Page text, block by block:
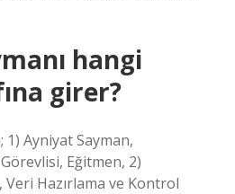
hangi
girer?
Ayniyat Sayman,
Eğitmen, 2)
Hazırlama ve Kontrol